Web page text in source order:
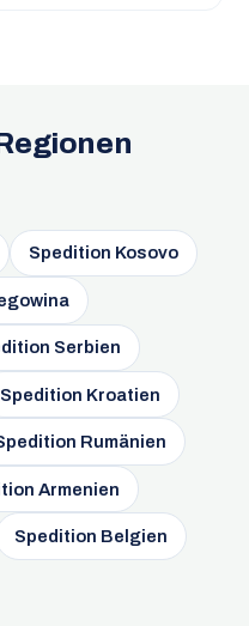
Spedition Kosovo
Serbien
Spedition Kroatien
Rumänien
Armenien
Spedition Belgien